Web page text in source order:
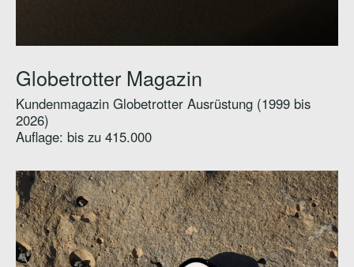
Globetrotter Magazin
Kundenmagazin Globetrotter Ausrüstung (1999 bis
2026)
Auflage: bis zu 415.000